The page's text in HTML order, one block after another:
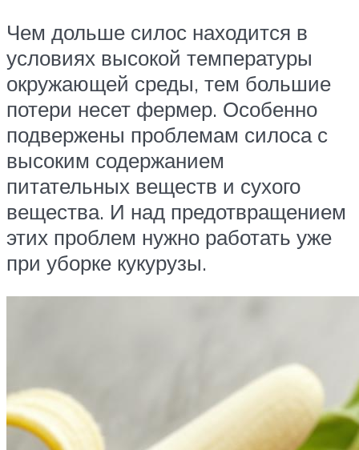
Чем дольше силос находится в
условиях высокой температуры
окружающей среды, тем большие
потери несет фермер. Особенно
подвержены проблемам силоса с
высоким содержанием
питательных веществ и сухого
вещества. И над предотвращением
этих проблем нужно работать уже
при уборке кукурузы.